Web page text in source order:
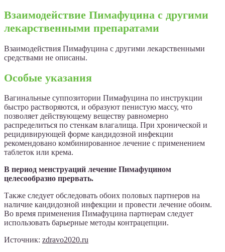
Взаимодействие Пимафуцина с другими
лекарственными препаратами
Взаимодействия Пимафуцина с другими лекарственными
средствами не описаны.
Особые указания
Вагинальные суппозитории Пимафуцина по инструкции
быстро растворяются, и образуют пенистую массу, что
позволяет действующему веществу равномерно
распределиться по стенкам влагалища. При хронической и
рецидивирующей форме кандидозной инфекции
рекомендовано комбинированное лечение с применением
таблеток или крема.
В период менструаций лечение Пимафуцином
целесообразно прервать.
Также следует обследовать обоих половых партнеров на
наличие кандидозной инфекции и провести лечение обоим.
Во время применения Пимафуцина партнерам следует
использовать барьерные методы контрацепции.
Источник: zdravo2020.ru